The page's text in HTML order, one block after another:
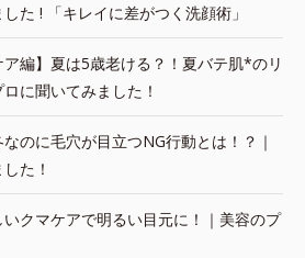
た ! 「キレイに差がつく洗顔術」
ア編】夏は5歳老ける？！夏バテ肌*のリ
に聞いてみました！
なのに毛穴が目立つNG行動とは！？｜
た！
いクマケアで明るい目元に！｜美容のプ